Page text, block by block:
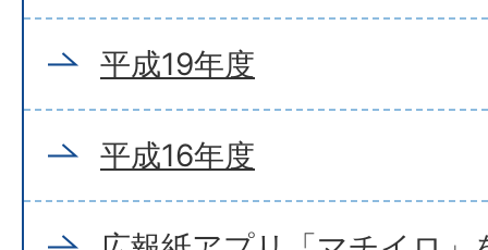
平成19年度
平成16年度